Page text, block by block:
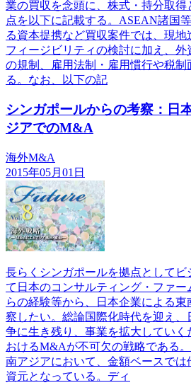
業の買収を念頭に、株式・持分取
点を以下に記載する。ASEAN諸国
る資本提携など買収案件では、現
フィージビリティの検討に加え、
の規制、雇用法制・雇用慣行や税制
る。なお、以下の記
シンガポールからの考察：日
ジアでのM&A
海外M&A
2015年05月01日
長らくシンガポールを拠点としてビ
て日本のコンサルティング・ファ
らの経験等から、日本企業による
察したい。総論国際化時代を迎え
争に生き残り、事業を拡大していく
おけるM&Aが不可欠の戦略である
南アジアにおいて、金額ベースで
資元となっている。ディ